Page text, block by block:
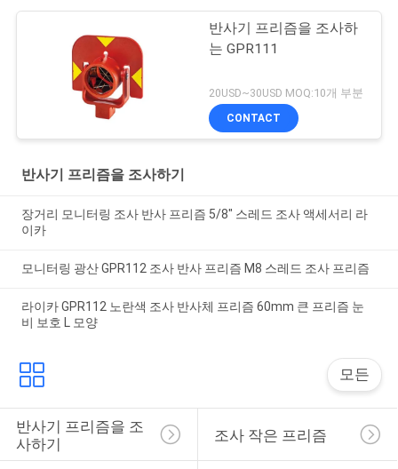
반사기 프리즘을 조사하
는 GPR111
20USD~30USD MOQ:10개 부분
CONTACT
반사기 프리즘을 조사하기
장거리 모니터링 조사 반사 프리즘 5/8" 스레드 조사 액세서리 라
이카
모니터링 광산 GPR112 조사 반사 프리즘 M8 스레드 조사 프리즘
라이카 GPR112 노란색 조사 반사체 프리즘 60mm 큰 프리즘 눈
비 보호 L 모양
모든
반사기 프리즘을 조
사하기
조사 작은 프리즘